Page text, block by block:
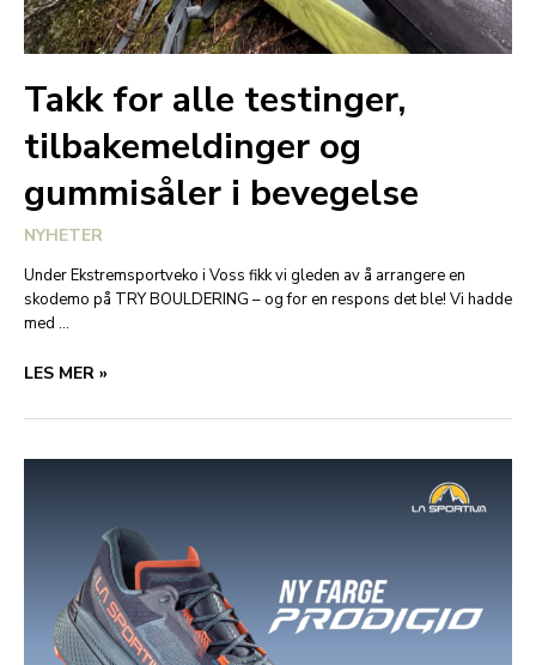
Takk for alle testinger,
tilbakemeldinger og
gummisåler i bevegelse
NYHETER
Under Ekstremsportveko i Voss fikk vi gleden av å arrangere en
skodemo på TRY BOULDERING – og for en respons det ble! Vi hadde
med …
TAKK
ALLE
GUMMISÅLER
BEVEGELSE
LES MER »